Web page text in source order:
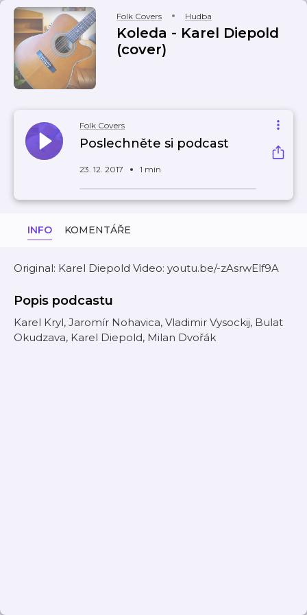
Folk Covers Hudba
Koleda - Karel Diepold
(cover)
Folk Covers
Poslechněte si podcast
23. 12. 2017 1 min
INFO KOMENTÁŘE
Original: Karel Diepold Video: youtu.be/-zAsrwElf9A
Popis podcastu
Karel Kryl, Jaromír Nohavica, Vladimir Vysockij, Bulat
Okudzava, Karel Diepold, Milan Dvořák